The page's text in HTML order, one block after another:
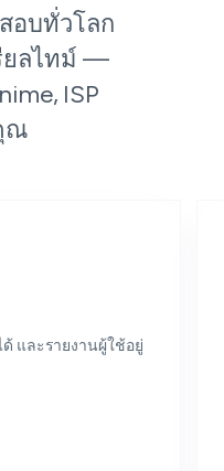
อบทั่วโลก
ยลไทม์ —
ISP
ณ
และรายงานผู้ใช้อยู่